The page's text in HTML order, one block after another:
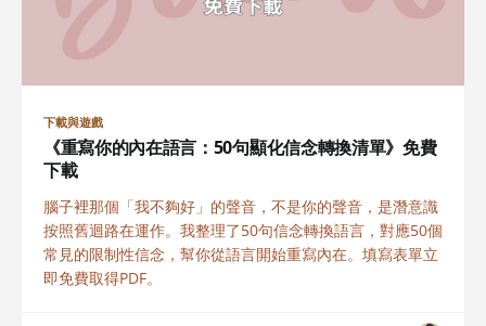
下載與遊戲
《重寫你的內在語言：50句顯化信念轉換清單》免費
下載
腦子裡那個「我不夠好」的聲音，不是你的聲音，是潛意識
按照舊迴路在運作。我整理了50句信念轉換語言，對應50個
常見的限制性信念，幫你從語言開始重寫內在。填寫表單立
即免費取得PDF。